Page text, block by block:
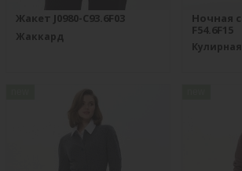
Жакет J0980-C93.6F03
Жаккард
Ночная
F54.6F15